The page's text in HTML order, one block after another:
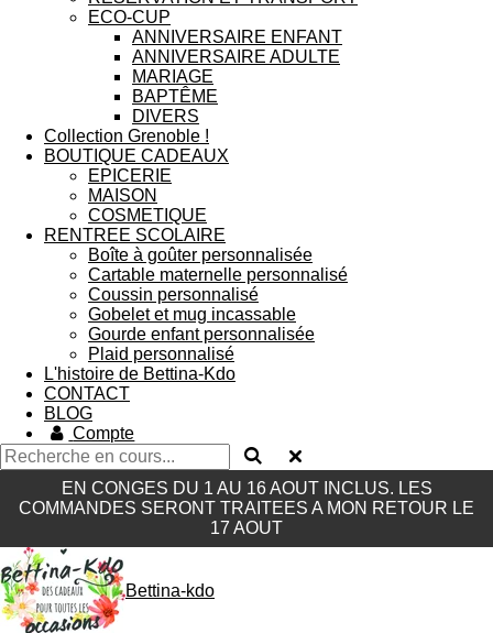
ECO-CUP
ANNIVERSAIRE ENFANT
ANNIVERSAIRE ADULTE
MARIAGE
BAPTÊME
DIVERS
Collection Grenoble !
BOUTIQUE CADEAUX
EPICERIE
MAISON
COSMETIQUE
RENTREE SCOLAIRE
Boîte à goûter personnalisée
Cartable maternelle personnalisé
Coussin personnalisé
Gobelet et mug incassable
Gourde enfant personnalisée
Plaid personnalisé
L'histoire de Bettina-Kdo
CONTACT
BLOG
Compte
EN CONGES DU 1 AU 16 AOUT INCLUS. LES
COMMANDES SERONT TRAITEES A MON RETOUR LE
17 AOUT
Bettina-kdo